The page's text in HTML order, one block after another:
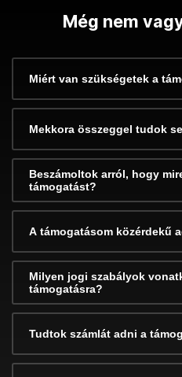
Még nem
Miért van szükségetek a
Mekkora összeggel tudok
Beszámoltok arról, hogy
támogatást?
A támogatásom közérdekű
Milyen jogi szabályok
támogatásra?
Tudtok számlát adni a